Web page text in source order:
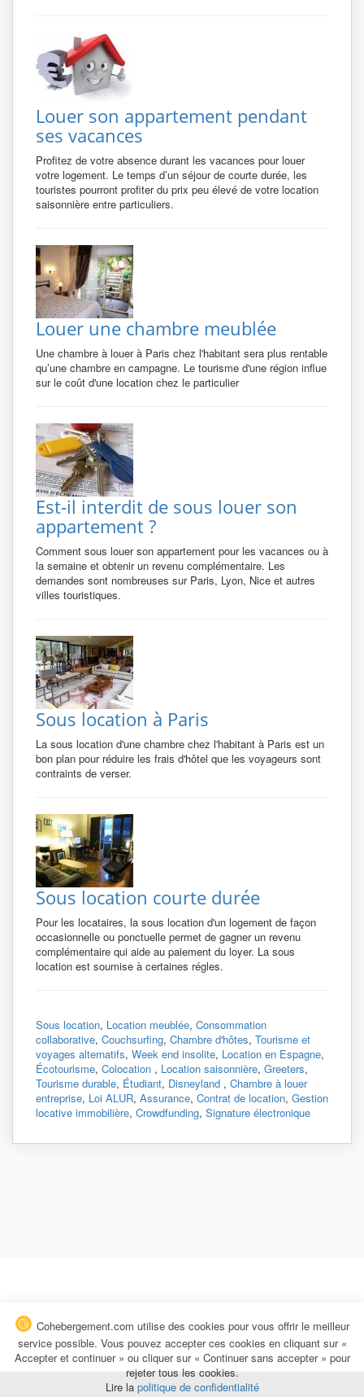
Louer son appartement pendant
ses vacances
Profitez de votre absence durant les vacances pour louer
votre logement. Le temps d’un séjour de courte durée, les
touristes pourront profiter du prix peu élevé de votre location
saisonnière entre particuliers.
Louer une chambre meublée
Une chambre à louer à Paris chez l'habitant sera plus rentable
qu’une chambre en campagne. Le tourisme d'une région influe
sur le coût d'une location chez le particulier
Est-il interdit de sous louer son
appartement ?
Comment sous louer son appartement pour les vacances ou à
la semaine et obtenir un revenu complémentaire. Les
demandes sont nombreuses sur Paris, Lyon, Nice et autres
villes touristiques.
Sous location à Paris
La sous location d'une chambre chez l'habitant à Paris est un
bon plan pour réduire les frais d'hôtel que les voyageurs sont
contraints de verser.
Sous location courte durée
Pour les locataires, la sous location d'un logement de façon
occasionnelle ou ponctuelle permet de gagner un revenu
complémentaire qui aide au paiement du loyer. La sous
location est soumise à certaines régles.
Sous location, Location meublée, Consommation
collaborative, Couchsurfing, Chambre d'hôtes, Tourisme et
voyages alternatifs, Week end insolite, Location en Espagne,
Écotourisme, Colocation , Location saisonnière, Greeters,
Tourisme durable, Étudiant, Disneyland , Chambre à louer
entreprise, Loi ALUR, Assurance, Contrat de location, Gestion
locative immobilière, Crowdfunding, Signature électronique
Cohebergement.com utilise des cookies pour vous offrir le meilleur
service possible. Vous pouvez accepter ces cookies en cliquant sur «
Accepter et continuer » ou cliquer sur « Continuer sans accepter » pour
rejeter tous les cookies.
Lire la politique de confidentialité